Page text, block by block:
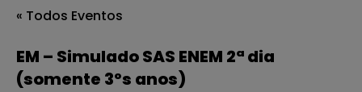
« Todos Eventos
EM – Simulado SAS ENEM 2ª dia
(somente 3ºs anos)